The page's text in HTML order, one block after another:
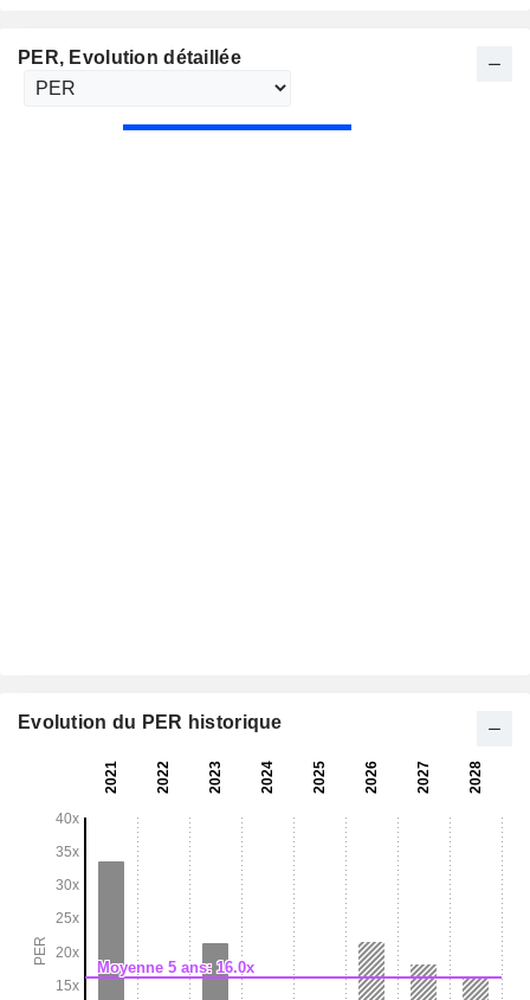
PER, Evolution détaillée
Evolution du PER historique